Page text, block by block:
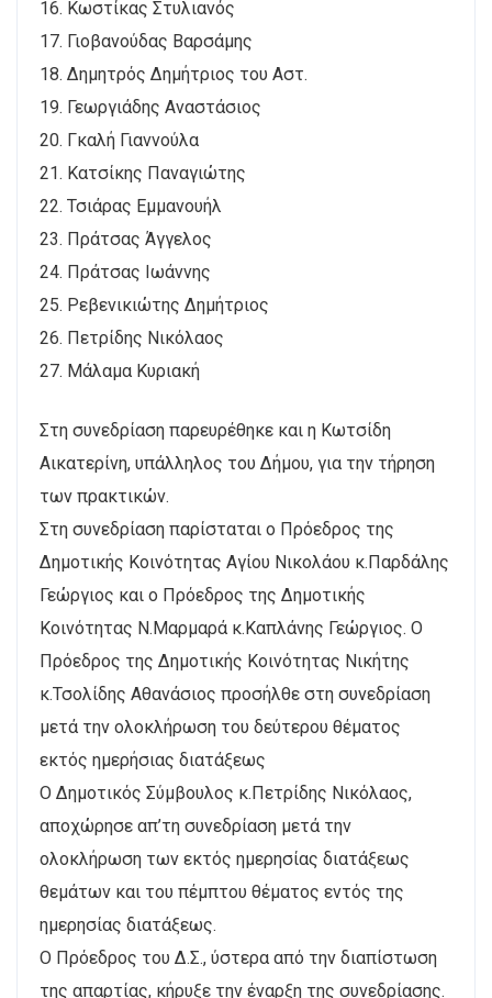
16. Κωστίκας Στυλιανός
17. Γιοβανούδας Βαρσάμης
18. Δημητρός Δημήτριος του Αστ.
19. Γεωργιάδης Αναστάσιος
20. Γκαλή Γιαννούλα
21. Κατσίκης Παναγιώτης
22. Τσιάρας Εμμανουήλ
23. Πράτσας Άγγελος
24. Πράτσας Ιωάννης
25. Ρεβενικιώτης Δημήτριος
26. Πετρίδης Νικόλαος
27. Μάλαμα Κυριακή
Στη συνεδρίαση παρευρέθηκε και η Κωτσίδη
Αικατερίνη, υπάλληλος του Δήμου, για την τήρηση
των πρακτικών.
Στη συνεδρίαση παρίσταται ο Πρόεδρος της
Δημοτικής Κοινότητας Αγίου Νικολάου κ.Παρδάλης
Γεώργιος και ο Πρόεδρος της Δημοτικής
Κοινότητας Ν.Μαρμαρά κ.Καπλάνης Γεώργιος. Ο
Πρόεδρος της Δημοτικής Κοινότητας Νικήτης
κ.Τσολίδης Αθανάσιος προσήλθε στη συνεδρίαση
μετά την ολοκλήρωση του δεύτερου θέματος
εκτός ημερήσιας διατάξεως
Ο Δημοτικός Σύμβουλος κ.Πετρίδης Νικόλαος,
αποχώρησε απ’τη συνεδρίαση μετά την
ολοκλήρωση των εκτός ημερησίας διατάξεως
θεμάτων και του πέμπτου θέματος εντός της
ημερησίας διατάξεως.
Ο Πρόεδρος του Δ.Σ., ύστερα από την διαπίστωση
της απαρτίας, κήρυξε την έναρξη της συνεδρίασης.